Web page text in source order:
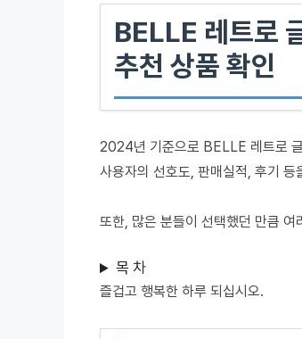
BELLE 레트로
추천 상품 확인
2024년 기준으로 BELLE 레트로
사용자의 선호도, 판매실적, 후기
또한, 많은 분들이 선택했던 만큼
목 차
즐겁고 행복한 하루 되십시오.